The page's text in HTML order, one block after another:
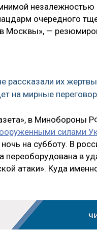
очередного
Москвы», —
рассказали их жертвы
на мирные
в Минобороны
силами
на субботу. В
переоборудована в
атаки». Куда